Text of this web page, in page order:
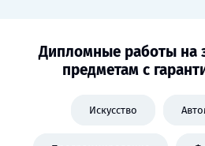
Дипломные работы на
предметам с
Искусство